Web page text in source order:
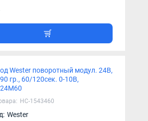
Wester поворотный модул. 24В,
гр., 60/120сек. 0-10В,
НС-1543460
Wester